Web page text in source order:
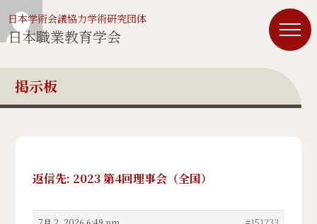
日本学術会議協力学術研究団体
日本職業教育学会
掲示板
返信先: 2023 第4回理事会（全国）